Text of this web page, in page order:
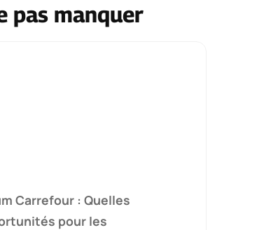
pas manquer
Carrefour : Quelles
pour les